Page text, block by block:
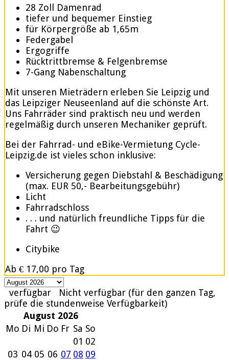
28 Zoll Damenrad
tiefer und bequemer Einstieg
für Körpergröße ab 1,65m
Federgabel
Ergogriffe
Rücktrittbremse & Felgenbremse
7-Gang Nabenschaltung
Mit unseren Mieträdern erleben Sie Leipzig und
das Leipziger Neuseenland auf die schönste Art.
Uns Fahrräder sind praktisch neu und werden
regelmäßig durch unseren Mechaniker geprüft.
Bei der Fahrrad- und eBike-Vermietung Cycle-
Leipzig.de ist vieles schon inklusive:
Versicherung gegen Diebstahl & Beschädigung
(max. EUR 50,- Bearbeitungsgebühr)
Licht
Fahrradschloss
. . . und natürlich freundliche Tipps für die
Fahrt 😉
Citybike
Ab € 17,00 pro Tag
verfügbar
Nicht verfügbar (für den ganzen Tag,
prüfe die stundenweise Verfügbarkeit)
August 2026
Mo Di Mi Do Fr Sa So
01 02
03 04 05 06 07 08 09